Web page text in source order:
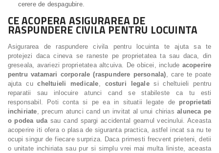
cerere de despagubire.
CE ACOPERA ASIGURAREA DE
RASPUNDERE CIVILA PENTRU LOCUINTA
Asigurarea de raspundere civila pentru locuinta te ajuta sa te
protejezi daca cineva se raneste pe proprietatea ta sau daca, din
greseala, avariezi proprietatea altcuiva. De obicei, include acoperire
pentru vatamari corporale (raspundere personala), care te poate
ajuta cucheltuieli medicale, costuri legalesi cheltuieli pentru
reparatii sau inlocuire atunci cand se stabileste ca tu esti
responsabil. Poti conta si pe ea in situatii legate de proprietati
inchiriate, precum atunci cand un invitat al unui chiriasaluneca pe
o podea udasau cand spargi accidental geamul vecinului. Aceasta
acoperire iti ofera o plasa de siguranta practica, astfel incat sa nu te
ocupi singur de fiecare surpriza. Daca primesti frecvent prieteni, detii
o unitate inchiriata sau pur si simplu vrei mai multa liniste, aceasta